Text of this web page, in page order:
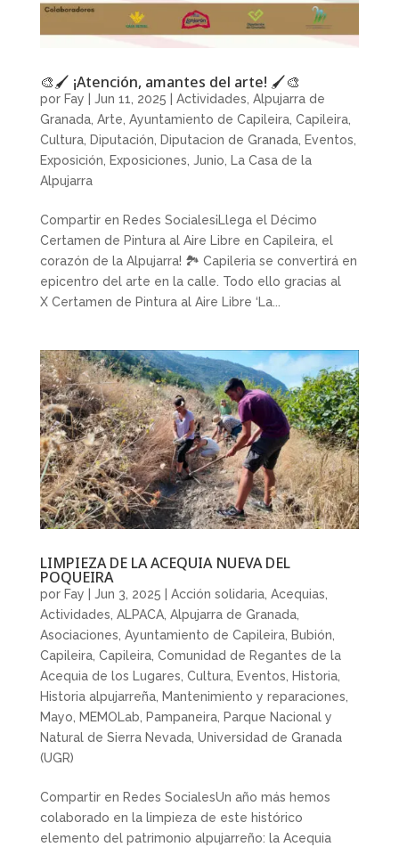
🎨🖌️ ¡Atención, amantes del arte! 🖌️🎨
por Fay | Jun 11, 2025 | Actividades Alpujarra de
Granada, Arte Ayuntamiento de Capileira, Capileira,
Cultura, Diputación Diputacion de Granada, Eventos
Exposición Exposiciones Junio La Casa de la
Alpujarra
Compartir en Redes Sociales¡Llega el Décimo
Certamen de Pintura al Aire Libre en Capileira, el
corazón de la Alpujarra! 🏞 Capileria se convertirá en
epicentro del arte en la calle. Todo ello gracias al
X Certamen de Pintura al Aire Libre ‘La...
LIMPIEZA DE LA ACEQUIA NUEVA DEL
POQUEIRA
por Fay Jun 3, 2025 Acción solidaria, Acequias
Actividades ALPACA, Alpujarra de Granada,
Asociaciones Ayuntamiento de Capileira, Bubión
Capileira, Capileira, Comunidad de Regantes de la
Acequia de los Lugares Cultura, Eventos Historia,
Historia alpujarreña, Mantenimiento y reparaciones
Mayo
MEMOLab Pampaneira, Parque Nacional y
Natural de Sierra Nevada, Universidad de Granada
(UGR)
Compartir en Redes SocialesUn año más hemos
colaborado en la limpieza de este histórico
elemento del patrimonio alpujarreño: la Acequia